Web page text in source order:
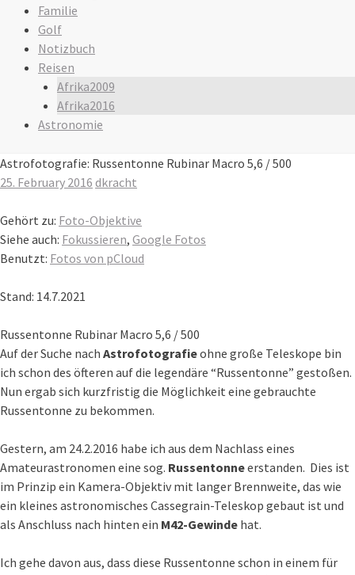
Familie
Golf
Notizbuch
Reisen
Afrika2009
Afrika2016
Astronomie
Astrofotografie: Russentonne Rubinar Macro 5,6 / 500
25. February 2016 dkracht
Gehört zu: Foto-Objektive
Siehe auch: Fokussieren, Google Fotos
Benutzt: Fotos von pCloud
Stand: 14.7.2021
Russentonne Rubinar Macro 5,6 / 500
Auf der Suche nach Astrofotografieohne große Teleskope bin
ich schon des öfteren auf die legendäre “Russentonne” gestoßen.
Nun ergab sich kurzfristig die Möglichkeit eine gebrauchte
Russentonne zu bekommen.
Gestern, am 24.2.2016 habe ich aus dem Nachlass eines
Amateurastronomen eine sog. Russentonneerstanden. Dies ist
im Prinzip ein Kamera-Objektiv mit langer Brennweite, das wie
ein kleines astronomisches Cassegrain-Teleskop gebaut ist und
als Anschluss nach hinten ein M42-Gewinde hat.
Ich gehe davon aus, dass diese Russentonne schon in einem für